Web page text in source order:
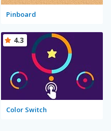
Pinboard
Color Switch
4.3